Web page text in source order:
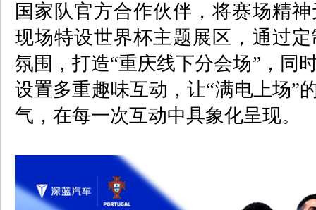
国家队官方合作伙伴，将赛场精
现场特设世界杯主题展区，通过
氛围，打造“重庆线下分会场”，同
设置多重趣味互动，让“满电上场”
气，在每一次互动中具象化呈现。